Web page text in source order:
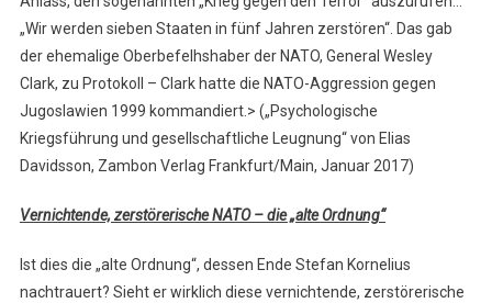
„Wir werden sieben Staaten in fünf Jahren zerstören“. Das gab
der ehemalige Oberbefelhshaber der NATO, General Wesley
Clark, zu Protokoll – Clark hatte die NATO-Aggression gegen
Jugoslawien 1999 kommandiert.> („Psychologische
Kriegsführung und gesellschaftliche Leugnung“ von Elias
Davidsson, Zambon Verlag Frankfurt/Main, Januar 2017)
Vernichtende, zerstörerische NATO – die „alte Ordnung“
Ist dies die „alte Ordnung“, dessen Ende Stefan Kornelius
nachtrauert? Sieht er wirklich diese vernichtende, zerstörerische